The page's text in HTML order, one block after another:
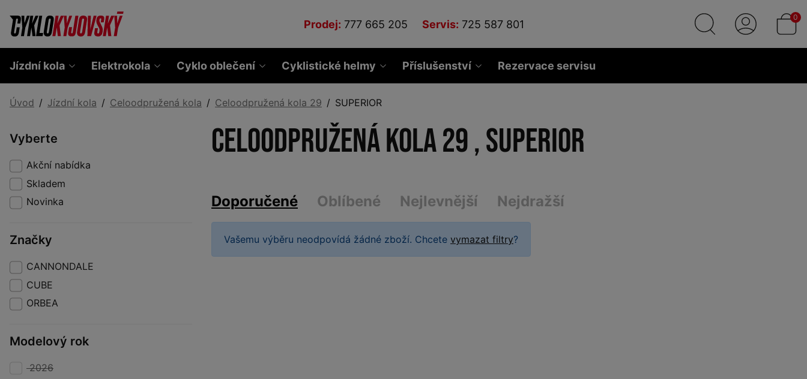
Prodej: 777 665 205 Servis: 725 587 801
0
Jízdní kola Elektrokola Cyklo oblečení Cyklistické helmy Příslušenství Rezervace servisu
Úvod Jízdní kola Celoodpružená kola Celoodpružená kola 29 SUPERIOR
Celoodpružená kola 29 , SUPERIOR
Doporučené Oblíbené Nejlevnější Nejdražší
Vašemu výběru neodpovídá žádné zboží. Chcete vymazat filtry?
Vyberte
Akční nabídka
Skladem
Novinka
Značky
CANNONDALE
CUBE
ORBEA
Modelový rok
2026